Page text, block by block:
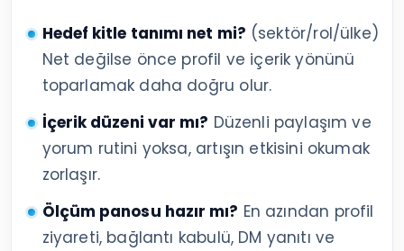
Hedef kitle tanımı net mi? (sektör/rol/ülke)
Net değilse önce profil ve içerik yönünü
toparlamak daha doğru olur.
İçerik düzeni var mı? Düzenli paylaşım ve
yorum rutini yoksa, artışın etkisini okumak
zorlaşır.
Ölçüm panosu hazır mı? En azından profil
ziyareti, bağlantı kabulü, DM yanıtı ve